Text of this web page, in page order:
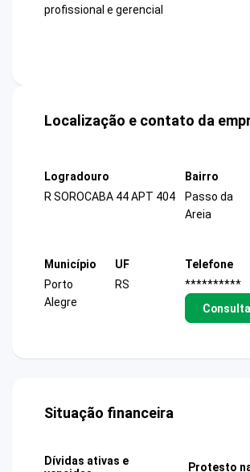
profissional e gerencial
Localização e contato da
Logradouro
R SOROCABA 44 APT 404
Bairro
Passo da
Areia
Município
Porto
Alegre
UF
RS
Telefone
**********
Situação financeira
Dívidas ativas e
Protesto